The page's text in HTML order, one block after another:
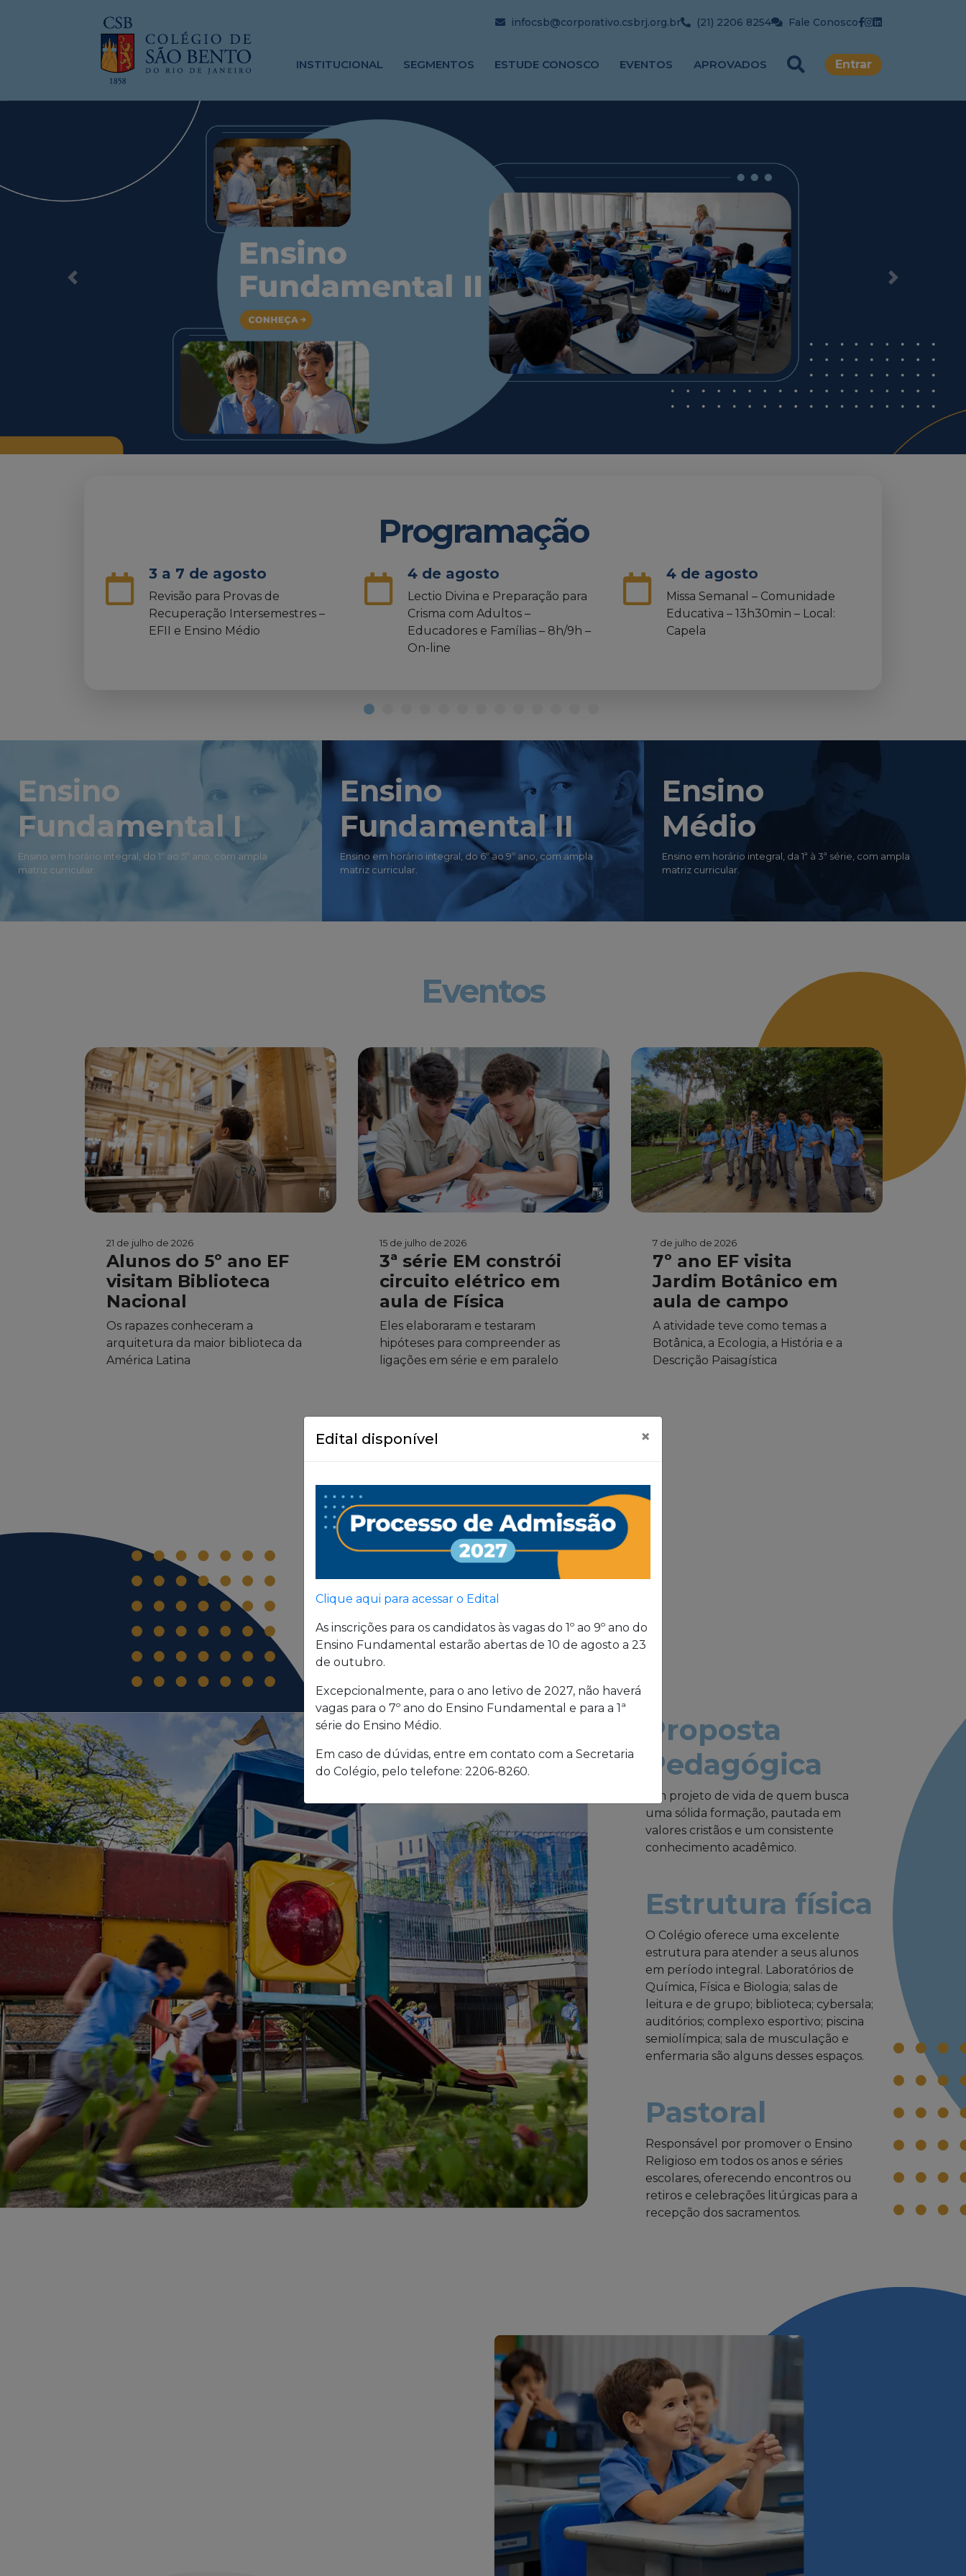
infocsb@corporativo.csbrj.org.br (21) 2206 8254 Fale Conosco
INSTITUCIONAL SEGMENTOS ESTUDE CONOSCO EVENTOS APROVADOS Entrar
Previous Next
Programação
3 a 7 de agosto
Revisão para Provas de
Recuperação Intersemestres –
EFII e Ensino Médio
4 de agosto
Lectio Divina e Preparação para
Crisma com Adultos –
Educadores e Famílias – 8h/9h –
On-line
4 de agosto
Missa Semanal – Comunidade
Educativa – 13h30min – Local:
Capela
Ensino
Fundamental I
Ensino em horário integral, do 1º ao 5º ano, com ampla
matriz curricular.
Ensino
Fundamental II
Ensino em horário integral, do 6º ao 9º ano, com ampla
matriz curricular.
Ensino
Médio
Ensino em horário integral, da 1ª à 3ª série, com ampla
matriz curricular.
Eventos
21 de julho de 2026
Alunos do 5º ano EF
visitam Biblioteca
Nacional
Os rapazes conheceram a
arquitetura da maior biblioteca da
América Latina
15 de julho de 2026
3ª série EM constrói
circuito elétrico em
aula de Física
Eles elaboraram e testaram
hipóteses para compreender as
ligações em série e em paralelo
7 de julho de 2026
7º ano EF visita
Jardim Botânico em
aula de campo
A atividade teve como temas a
Botânica, a Ecologia, a História e a
Descrição Paisagística
Proposta
Pedagógica
Um projeto de vida de quem busca
uma sólida formação, pautada em
valores cristãos e um consistente
conhecimento acadêmico.
Estrutura física
O Colégio oferece uma excelente
estrutura para atender a seus alunos
em período integral. Laboratórios de
Química, Física e Biologia; salas de
leitura e de grupo; biblioteca; cybersala;
auditórios; complexo esportivo; piscina
semiolímpica; sala de musculação e
enfermaria são alguns desses espaços.
Pastoral
Responsável por promover o Ensino
Religioso em todos os anos e séries
escolares, oferecendo encontros ou
retiros e celebrações litúrgicas para a
recepção dos sacramentos.
Edital disponível ×
Clique aqui para acessar o Edital
As inscrições para os candidatos às vagas do 1º ao 9º ano do
Ensino Fundamental estarão abertas de 10 de agosto a 23
de outubro.
Excepcionalmente, para o ano letivo de 2027, não haverá
vagas para o 7º ano do Ensino Fundamental e para a 1ª
série do Ensino Médio.
Em caso de dúvidas, entre em contato com a Secretaria
do Colégio, pelo telefone: 2206-8260.